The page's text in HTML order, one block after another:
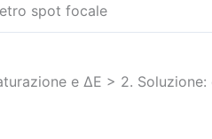
spot focale
e ΔE > 2.